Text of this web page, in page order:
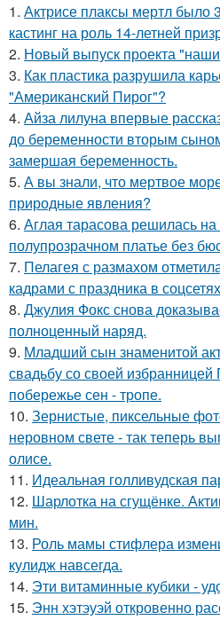
1. Актрисе плаксы мертл было
кастинг на роль 14-летней
2. Новый выпуск проекта
3. Как пластика разрушила
"Американский Пирог"?
4. Айза лилуна впервые
до беременности вторым
замершая беременность.
5. А вы знали, что мертвое
природные явления?
6. Аглая тарасова решилась на
полупрозрачном платье без
7. Пелагея с размахом
кадрами с праздника в
8. Джулия Фокс снова
полноценный наряд.
9. Младший сын знаменитой
свадьбу со своей
побережье сен - тропе.
10. Зернистые, пиксельные
неровном свете - так теперь
олисе.
11. Идеальная голливудская
12. Шарлотка на сгущёнке.
мин.
13. Роль мамы стифлера
кулидж навсегда.
14. Эти витаминные кубики -
15. Энн хэтэуэй откровенно